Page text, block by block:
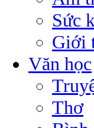
Sức
Giới
Văn học
Thơ